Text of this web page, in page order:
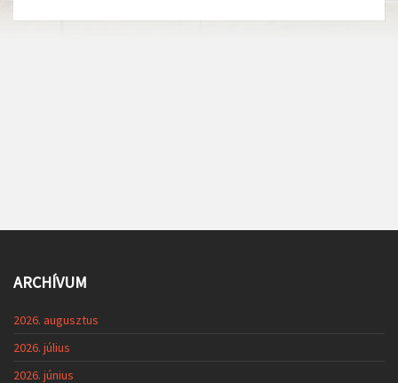
ARCHÍVUM
2026. augusztus
2026. július
2026. június